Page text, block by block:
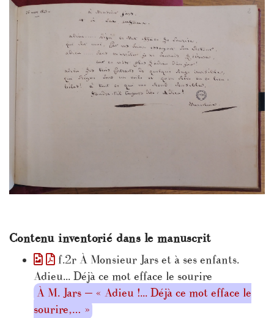
Contenu inventorié dans le manuscrit
f.2r À Monsieur Jars et à ses enfants.
Adieu... Déjà ce mot efface le sourire
À M. Jars — « Adieu !... Déjà ce mot efface le
sourire,… »